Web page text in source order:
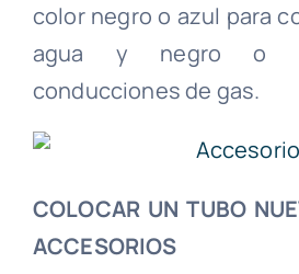
color negro o azul para
agua y negro o
conducciones de gas.
COLOCAR UN TUBO
ACCESORIOS